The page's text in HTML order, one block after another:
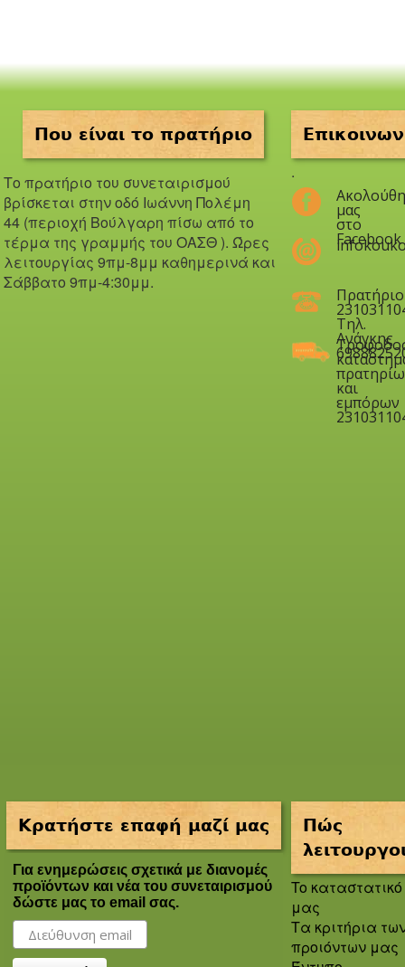
Που είναι το πρατήριο
Το πρατήριο του συνεταιρισμού
βρίσκεται στην οδό Iωάννη Πολέμη
44 (περιοχή Βούλγαρη πίσω από το
τέρμα της γραμμής του ΟΑΣΘ ). Ώρες
λειτουργίας 9πμ-8μμ καθημερινά και
Σάββατο 9πμ-4:30μμ.
.
μας
στο
Facebook
Πρατήριο
Τηλ.
Ανάγκης
και
εμπόρων
Κρατήστε επαφή μαζί μας
Για ενημερώσεις σχετικά με διανομές
προϊόντων και νέα του συνεταιρισμού
δώστε μας το email σας.
Πώς
To καταστατικό
μας
Τα κριτήρια
προιόντων μας